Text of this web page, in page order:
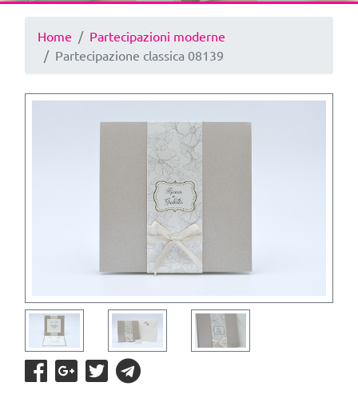
Home
Partecipazioni moderne
Partecipazione classica 08139